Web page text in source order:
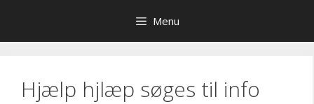
indhold
Menu
Hjælp hjlæp søges til info